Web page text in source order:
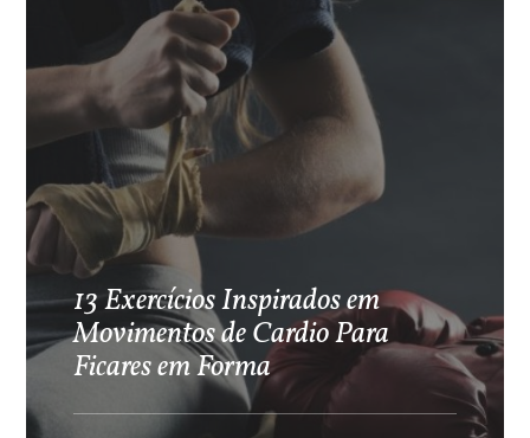
13 Exercícios Inspirados em
Movimentos de Cardio Para
Ficares em Forma